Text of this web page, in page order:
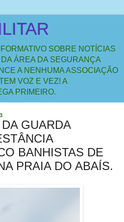
SOBRE NOTÍCIAS
ÁREA DA SEGURANÇA
A NENHUMA ASSOCIAÇÃO
VOZ E VEZ! A
PRIMEIRO.
GUARDA
BANHISTAS DE
PRAIA DO ABAÍS.